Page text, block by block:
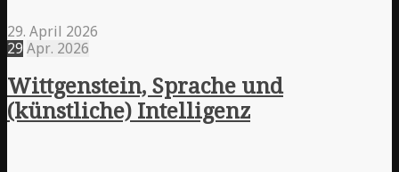
29. April 2026
29 Apr. 2026
Wittgenstein, Sprache und
(künstliche) Intelligenz